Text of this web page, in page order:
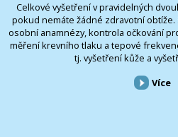
Celkové vyšetření v pravidelných
pokud nemáte žádné zdravotní
osobní anamnézy, kontrola očkování
měření krevního tlaku a tepové
tj. vyšetření kůže a
Více